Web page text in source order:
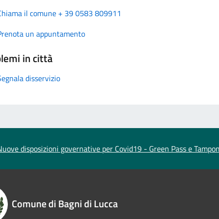
il comune + 39 0583 809911
un appuntamento
in città
disservizio
disposizioni governative per Covid19 - Green Pass e
Comune di Bagni di Lucca